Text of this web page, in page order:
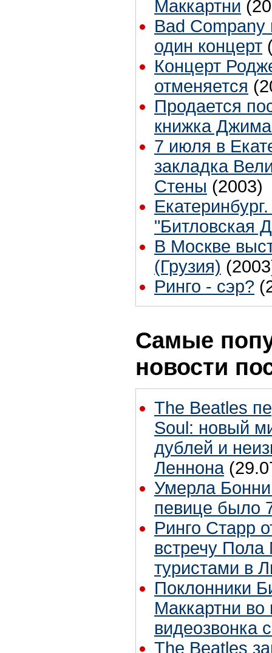
Маккартни
Bad Company
один концерт
Концерт
отменяется
Продается
книжка
7 июля в
закладка
Стены (2003)
"Битловская
В Москве
(Грузия)
Ринго - сэр?
Самые
новости
The Beatles
Soul: новый
дублей и
Леннона
Умерла
певице было
Ринго Старр
встречу Пола
туристами в
Поклонники
Маккартни во
видеозвонка
The Beatles